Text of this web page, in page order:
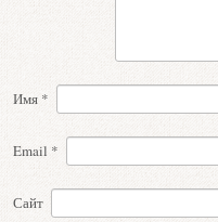
Имя *
Email *
Сайт